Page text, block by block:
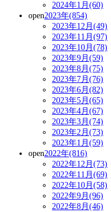
2024年1月(60)
open2023年(854)
2023年12月(49)
2023年11月(97)
2023年10月(78)
2023年9月(59)
2023年8月(75)
2023年7月(76)
2023年6月(82)
2023年5月(65)
2023年4月(67)
2023年3月(74)
2023年2月(73)
2023年1月(59)
open2022年(816)
2022年12月(73)
2022年11月(69)
2022年10月(58)
2022年9月(96)
2022年8月(46)